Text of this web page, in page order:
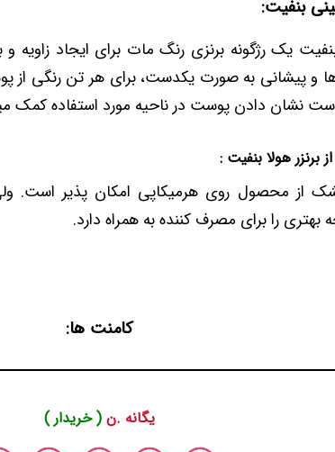
بنفیت:
یک رژگونه برنزی رنگ مات برای ایجاد زاویه
ها و پیشانی به صورت یکدست، برای هر تن رنگی
نشان دادن پوست در ناحیه مورد استفاده کمک
برنزر هولا بنفیت :
از محصول روی هرمیکاپی امکان پذیر است.
بهتری را برای مصرف کننده به همراه دارد.
کامنت ها:
یگانه .ن( خریدار )